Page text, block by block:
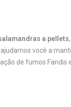
a pellets
você a
de fumos Fandis